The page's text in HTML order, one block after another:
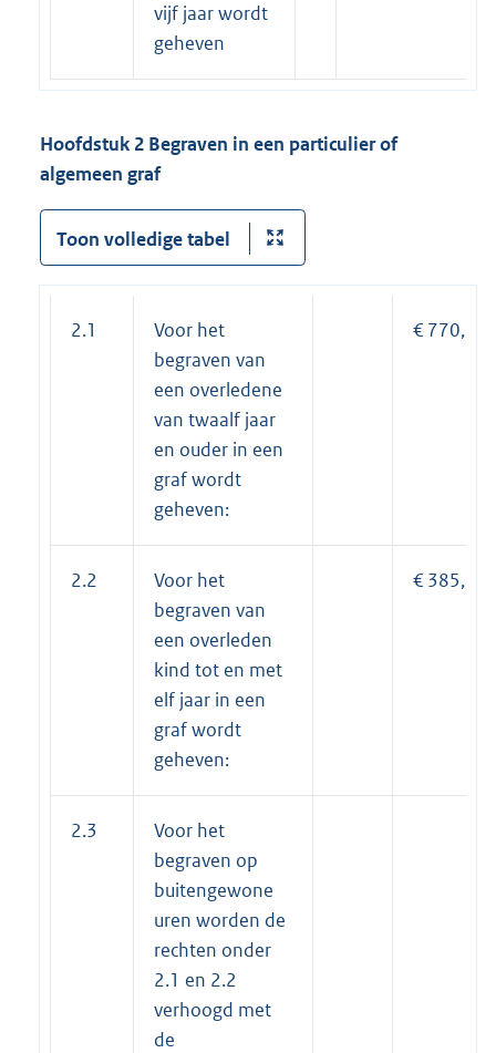
vijf jaar wordt
geheven
Hoofdstuk 2 Begraven in een particulier of
algemeen graf
Toon volledige tabel
2.1
Voor het
begraven van
een overledene
van twaalf jaar
en ouder in een
graf wordt
geheven:
€ 770,30
2.2
Voor het
begraven van
een overleden
kind tot en met
elf jaar in een
graf wordt
geheven:
€ 385,15
2.3
Voor het
begraven op
buitengewone
uren worden de
rechten onder
2.1 en 2.2
verhoogd met
de